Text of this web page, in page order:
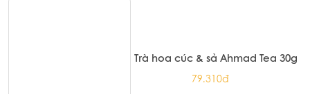
Trà hoa cúc & sả Ahmad Tea 30g
79.310đ